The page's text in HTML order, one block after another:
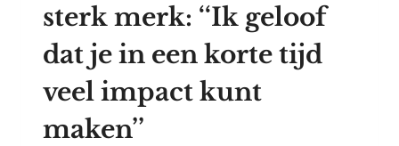
sterk merk: ‘‘Ik geloof
dat je in een korte tijd
veel impact kunt
maken’’